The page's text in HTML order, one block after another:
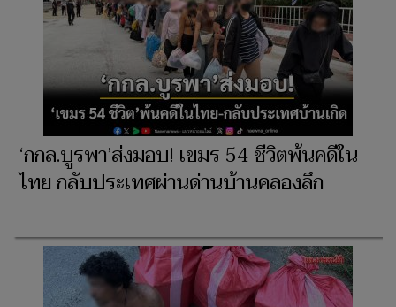
‘กกล.บูรพา’ส่งมอบ! เขมร 54 ชีวิตพ้นคดีใน
ไทย กลับประเทศผ่านด่านบ้านคลองลึก